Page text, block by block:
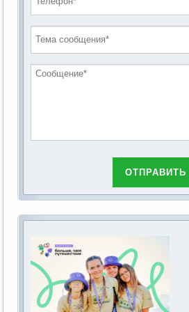
обсуждению Федерального
основах социального
2019 год
2018 год
ОТПРАВИТЬ